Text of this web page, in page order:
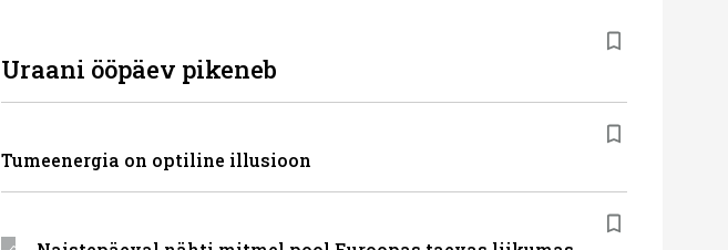
Uraani ööpäev pikeneb
Tumeenergia on optiline illusioon